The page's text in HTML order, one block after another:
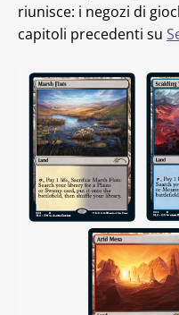
riunisce: i negozi di
capitoli precedenti su